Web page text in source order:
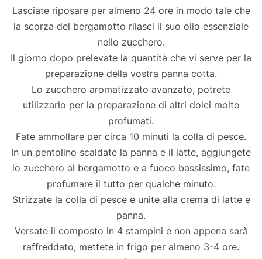
Lasciate riposare per almeno 24 ore in modo tale che
la scorza del bergamotto rilasci il suo olio essenziale
nello zucchero.
Il giorno dopo prelevate la quantità che vi serve per la
preparazione della vostra panna cotta.
Lo zucchero aromatizzato avanzato, potrete
utilizzarlo per la preparazione di altri dolci molto
profumati.
Fate ammollare per circa 10 minuti la colla di pesce.
In un pentolino scaldate la panna e il latte, aggiungete
lo zucchero al bergamotto e a fuoco bassissimo, fate
profumare il tutto per qualche minuto.
Strizzate la colla di pesce e unite alla crema di latte e
panna.
Versate il composto in 4 stampini e non appena sarà
raffreddato, mettete in frigo per almeno 3-4 ore.